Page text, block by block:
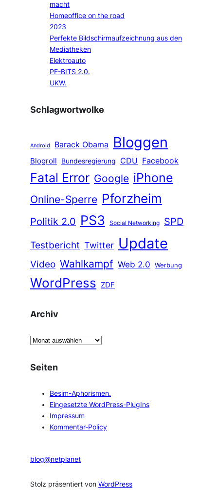
macht
Homeoffice on the road
2023
Perfekte Bildschirmaufzeichnung aus den
Mediatheken
Elektroauto
PF-BITS 2.0.
UKW.
Schlagwortwolke
Android Barack Obama Bloggen
Blogroll Bundesregierung CDU Facebook
Fatal Error Google iPhone
Online-Sperre Pforzheim
Politik 2.0 PS3 Social Networking
SPD
Testbericht Twitter Update
Video Wahlkampf Web 2.0 Werbung
WordPress ZDF
Archiv
A
c
h
Seiten
Besim-Aphorismen.
Eingesetzte WordPress-PlugIns
Impressum
Kommentar-Policy
blog@netplanet
Stolz präsentiert vonWordPress